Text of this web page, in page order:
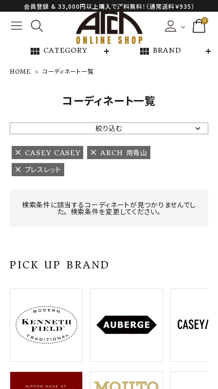
会員登録 & 33,000円以上購入で送料無料！（通常送料￥935）
0
view_module CATEGORY view_module BRAND
NEW ARRIVAL
ARCH EXCLUSIVE
BRAND
CATEGORY
プライバシーポリシー
特定商取引法について
お問い合わせ
OFFICIAL WEB SITE
HOME コーディネート一覧
コーディネート一覧
絞り込む
CASEY CASEY
ARCH 南青山
ブレスレット
検索条件に該当するコーディネートが見つかりませんでし
た。 検索条件を変更してください。
PICK UP BRAND